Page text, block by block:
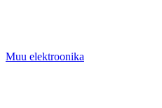
Muu elektroonika